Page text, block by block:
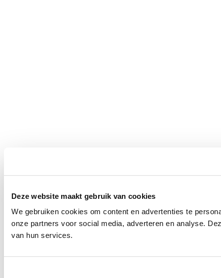
Deze website maakt gebruik van cookies
We gebruiken cookies om content en advertenties te
onze partners voor social media, adverteren en analyse.
van hun services.